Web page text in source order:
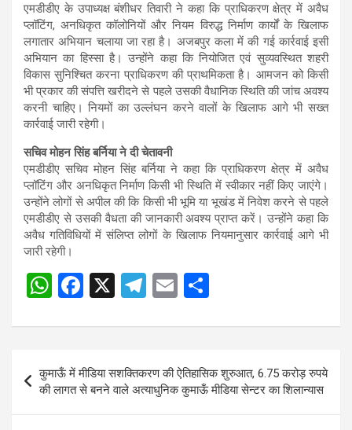
एमडीडीए के उपाध्यक्ष बंशीधर तिवारी ने कहा कि प्राधिकरण क्षेत्र में अवैध
प्लॉटिंग, अनधिकृत कॉलोनियों और नियम विरुद्ध निर्माण कार्यों के खिलाफ
लगातार अभियान चलाया जा रहा है। अजबपुर कला में की गई कार्रवाई इसी
अभियान का हिस्सा है। उन्होंने कहा कि नियोजित एवं सुव्यवस्थित शहरी
विकास सुनिश्चित करना प्राधिकरण की प्राथमिकता है। आमजन को किसी
भी प्रकार की संपत्ति खरीदने से पहले उसकी वैधानिक स्थिति की जांच अवश्य
करनी चाहिए। नियमों का उल्लंघन करने वालों के खिलाफ आगे भी सख्त
कार्रवाई जारी रहेगी।
सचिव मोहन सिंह बर्निया ने दी चेतावनी
एमडीडीए सचिव मोहन सिंह बर्निया ने कहा कि प्राधिकरण क्षेत्र में अवैध
प्लॉटिंग और अनधिकृत निर्माण किसी भी स्थिति में स्वीकार नहीं किए जाएंगे।
उन्होंने लोगों से अपील की कि किसी भी भूमि या भूखंड में निवेश करने से पहले
एमडीडीए से उसकी वैधता की जानकारी अवश्य प्राप्त करें। उन्होंने कहा कि
अवैध गतिविधियों में संलिप्त लोगों के खिलाफ नियमानुसार कार्रवाई आगे भी
जारी रहेगी।
PostW
at
s
A
p
F
ce
b
o
o
X
T
e
gr
a
m
E
ail ar
navigation
कुमाऊँ में मीडिया सशक्तिकरण की ऐतिहासिक शुरुआत, 6.75 करोड़ रुपये
की लागत से बनने वाले अत्याधुनिक कुमाऊँ मीडिया सेन्टर का शिलान्यास